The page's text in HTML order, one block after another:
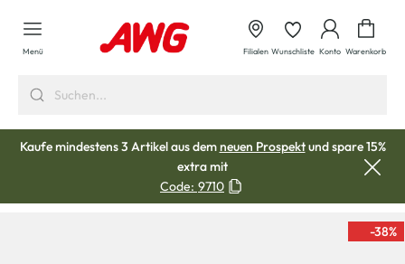
springen
Menü Filialen Wunschliste Konto Warenkorb
Kaufe mindestens 3 Artikel aus demneuen Prospektund spare 15%
extra mit
Code: 9710
-38%